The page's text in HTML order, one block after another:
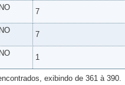
7
7
1
exibindo de 361 à 390.